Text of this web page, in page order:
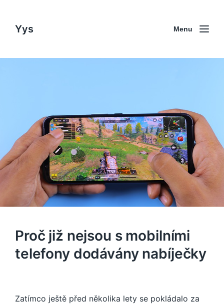
Yys Menu
Proč již nejsou s mobilními
telefony dodávány nabíječky
Zatímco ještě před několika lety se pokládalo za